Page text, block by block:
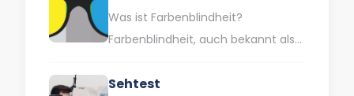
richtig bündelt. Dies…
Was ist Farbenblindheit?
Farbenblindheit, auch bekannt als
eine Sehbehinderung, die dadurch
Sehtest